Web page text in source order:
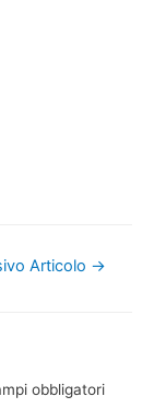
Articolo →
obbligatori